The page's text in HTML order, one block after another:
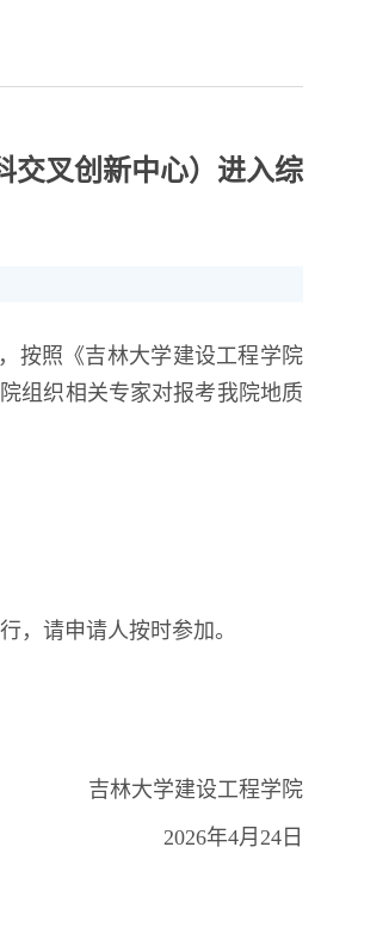
交叉创新中心）进入综
按照《吉林大学建设工程学院
组织相关专家对报考我院地质
，请申请人按时参加。
吉林大学建设工程学院
2026年4月24日